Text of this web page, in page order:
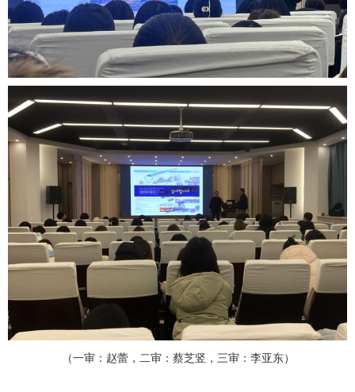
（一审：赵蕾，二审：蔡芝竖，三审：李亚东）